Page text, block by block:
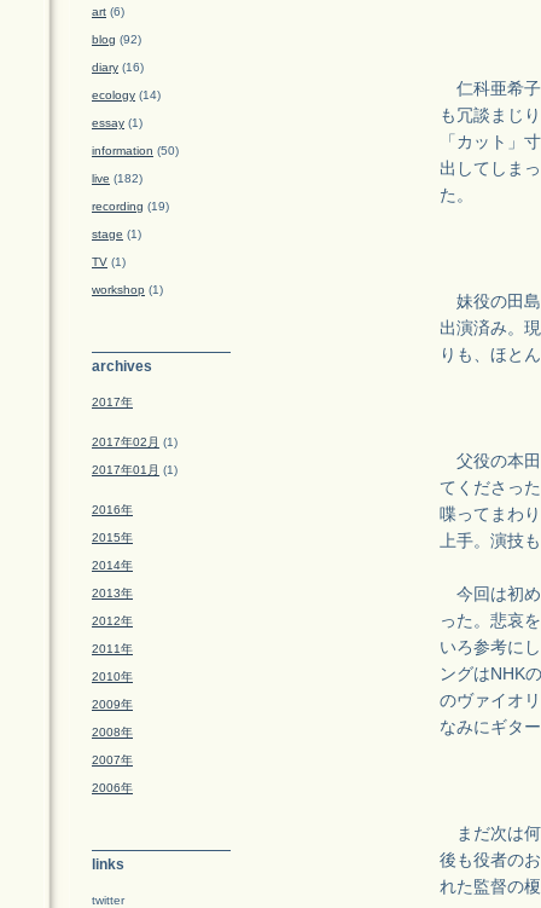
仁科亜希子
も冗談まじ
「カット」
出してしま
た。
妹役の田島
出演済み。
りも、ほと
父役の本田
てくださっ
喋ってまわ
上手。演技
今回は初め
った。悲哀
いろ参考に
ングはNHK
のヴァイオ
なみにギタ
まだ次は何
後も役者の
れた監督の
art (6)
blog (92)
diary (16)
ecology (14)
essay (1)
information (50)
live (182)
recording (19)
stage (1)
TV (1)
workshop (1)
archives
2017年
2017年02月 (1)
2017年01月 (1)
2016年
2015年
2014年
2013年
2012年
2011年
2010年
2009年
2008年
2007年
2006年
links
twitter